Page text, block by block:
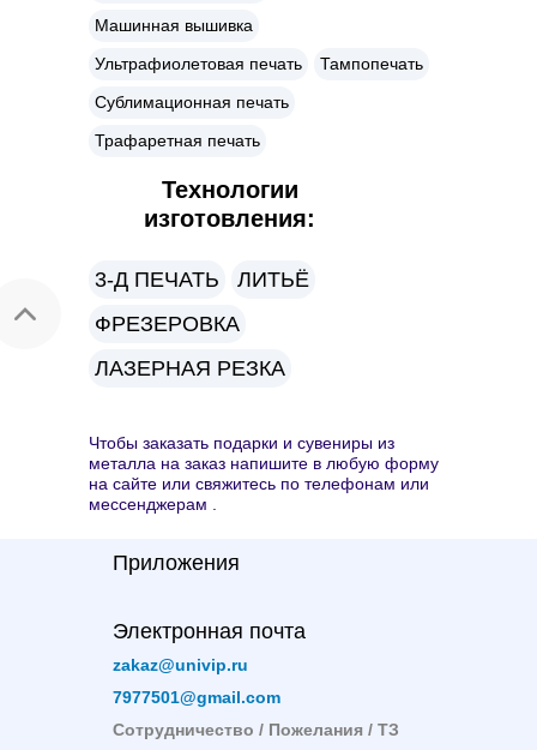
Машинная вышивка
Ультрафиолетовая печать
Тампопечать
Сублимационная печать
Трафаретная печать
Технологии
изготовления:
3-Д ПЕЧАТЬ
ЛИТЬЁ
ФРЕЗЕРОВКА
ЛАЗЕРНАЯ РЕЗКА
Чтобы заказать подарки и сувениры из
металла на заказ напишите в любую форму
на сайте или свяжитесь по телефонам или
мессенджерам .
Приложения
Электронная почта
zakaz@univip.ru
7977501@gmail.com
Сотрудничество / Пожелания / ТЗ